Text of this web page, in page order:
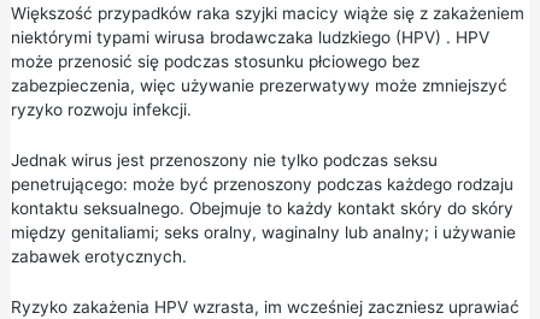
Większość przypadków raka szyjki macicy wiąże się z zakażeniem
niektórymi typami wirusa brodawczaka ludzkiego (HPV) . HPV
może przenosić się podczas stosunku płciowego bez
zabezpieczenia, więc używanie prezerwatywy może zmniejszyć
ryzyko rozwoju infekcji.
Jednak wirus jest przenoszony nie tylko podczas seksu
penetrującego: może być przenoszony podczas każdego rodzaju
kontaktu seksualnego. Obejmuje to każdy kontakt skóry do skóry
między genitaliami; seks oralny, waginalny lub analny; i używanie
zabawek erotycznych.
Ryzyko zakażenia HPV wzrasta, im wcześniej zaczniesz uprawiać